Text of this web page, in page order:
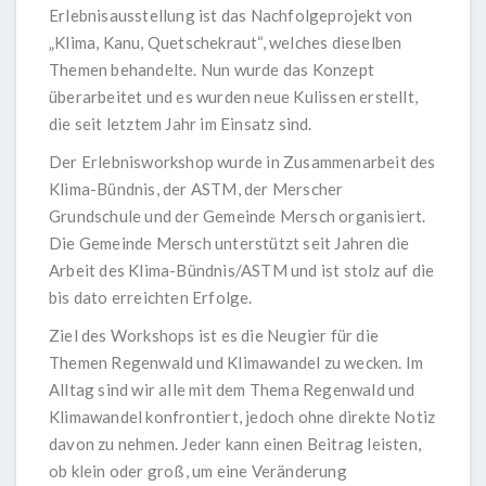
Erlebnisausstellung ist das Nachfolgeprojekt von
„Klima, Kanu, Quetschekraut“, welches dieselben
Themen behandelte. Nun wurde das Konzept
überarbeitet und es wurden neue Kulissen erstellt,
die seit letztem Jahr im Einsatz sind.
Der Erlebnisworkshop wurde in Zusammenarbeit des
Klima-Bündnis, der ASTM, der Merscher
Grundschule und der Gemeinde Mersch organisiert.
Die Gemeinde Mersch unterstützt seit Jahren die
Arbeit des Klima-Bündnis/ASTM und ist stolz auf die
bis dato erreichten Erfolge.
Ziel des Workshops ist es die Neugier für die
Themen Regenwald und Klimawandel zu wecken. Im
Alltag sind wir alle mit dem Thema Regenwald und
Klimawandel konfrontiert, jedoch ohne direkte Notiz
davon zu nehmen. Jeder kann einen Beitrag leisten,
ob klein oder groß, um eine Veränderung